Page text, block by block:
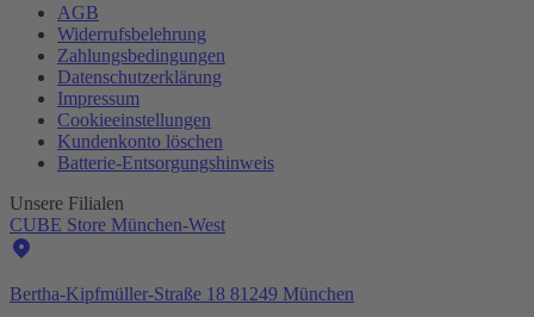
AGB
Widerrufsbelehrung
Zahlungsbedingungen
Datenschutzerklärung
Impressum
Cookieeinstellungen
Kundenkonto löschen
Batterie-Entsorgungshinweis
Unsere Filialen
CUBE Store München-West
Bertha-Kipfmüller-Straße 18 81249 München